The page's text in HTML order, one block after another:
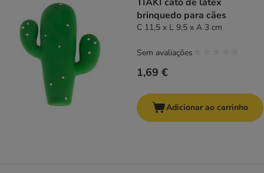
brinquedo para cães
C 11,5 x L 9,5 x A 3 cm
1,69 €
Sem avaliações
Adicionar ao carrinho